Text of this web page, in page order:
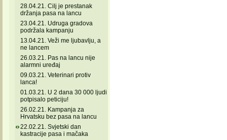
28.04.21. Cilj je prestanak
držanja pasa na lancu
23.04.21. Udruga gradova
podržala kampanju
13.04.21. Veži me ljubavlju, a
ne lancem
26.03.21. Pas na lancu nije
alarmni uređaj
09.03.21. Veterinari protiv
lanca!
01.03.21. U 2 dana 30 000 ljudi
potpisalo peticiju!
26.02.21. Kampanja za
Hrvatsku bez pasa na lancu
22.02.21. Svjetski dan
kastracije pasa i mačaka